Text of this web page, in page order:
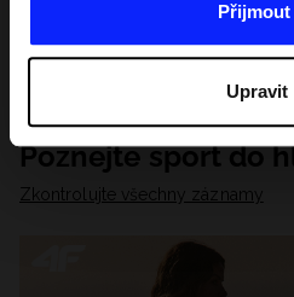
Přijmout
Upravit
Poznejte sport do
Zkontrolujte všechny záznamy